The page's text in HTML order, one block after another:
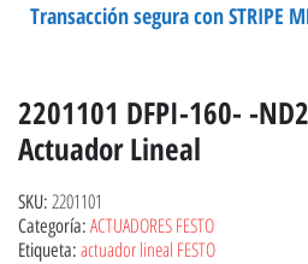
Transacción segura con STRIPE
2201101 DFPI-160- -
Actuador Lineal
SKU: 2201101
Categoría: ACTUADORES FESTO
Etiqueta: actuador lineal FESTO